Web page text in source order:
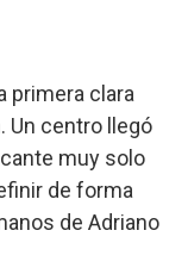
primera clara
Un centro llegó
muy solo
de forma
de Adriano